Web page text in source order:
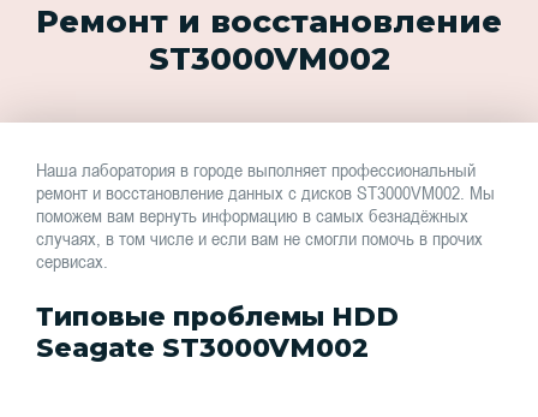
Ремонт и восстановление
ST3000VM002
Наша лаборатория в городе выполняет профессиональный
ремонт и восстановление данных с дисков ST3000VM002. Мы
поможем вам вернуть информацию в самых безнадёжных
случаях, в том числе и если вам не смогли помочь в прочих
сервисах.
Типовые проблемы HDD
Seagate ST3000VM002